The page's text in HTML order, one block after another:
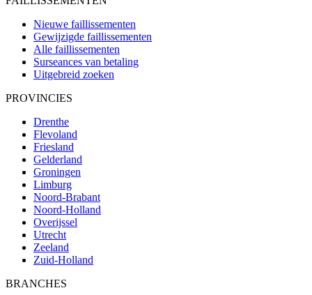
Nieuwe faillissementen
Gewijzigde faillissementen
Alle faillissementen
Surseances van betaling
Uitgebreid zoeken
PROVINCIES
Drenthe
Flevoland
Friesland
Gelderland
Groningen
Limburg
Noord-Brabant
Noord-Holland
Overijssel
Utrecht
Zeeland
Zuid-Holland
BRANCHES